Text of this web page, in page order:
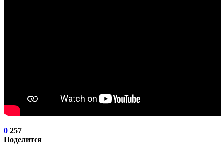
0 257
Поделится